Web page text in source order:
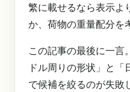
繁に載せるなら表示よ
か、荷物の重量配分を
この記事の最後に一言
ドル周りの形状」と「
で候補を絞るのが失敗